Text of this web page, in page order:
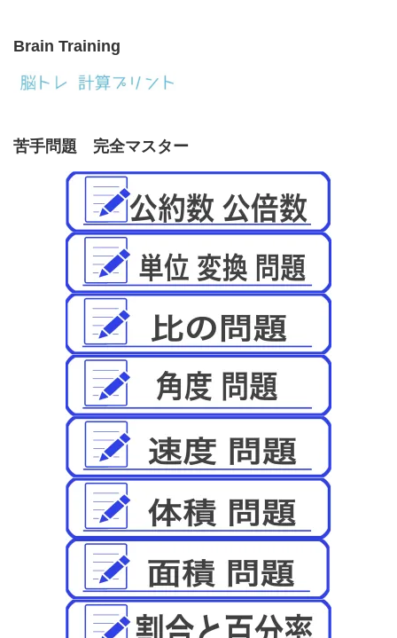
Brain Training
苦手問題 完全マスター